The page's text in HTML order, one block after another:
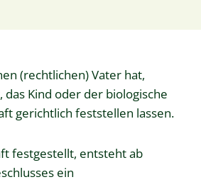
(rechtlichen) Vater hat,
Kind oder der biologische
gerichtlich feststellen lassen.
festgestellt, entsteht ab
ein